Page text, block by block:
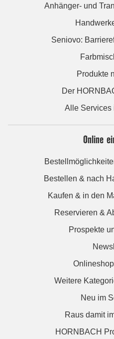
Anhänger- und
Seniovo:
Produkte
Der
Alle Services
Online
Bestellen & nach
Kaufen & in den
Reservieren &
Prospekte
Weitere
Neu im
Raus damit
HORNBACH